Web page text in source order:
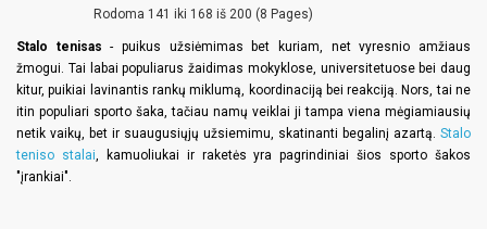
Rodoma 141 iki 168 iš 200 (8 Pages)
Stalo tenisas - puikus užsiėmimas bet kuriam, net vyresnio amžiaus
žmogui. Tai labai populiarus žaidimas mokyklose, universitetuose bei daug
kitur, puikiai lavinantis rankų miklumą, koordinaciją bei reakciją. Nors, tai ne
itin populiari sporto šaka, tačiau namų veiklai ji tampa viena mėgiamiausių
netik vaikų, bet ir suaugusiųjų užsiemimu, skatinanti begalinį azartą. Stalo
teniso stalai, kamuoliukai ir raketės yra pagrindiniai šios sporto šakos
"įrankiai".